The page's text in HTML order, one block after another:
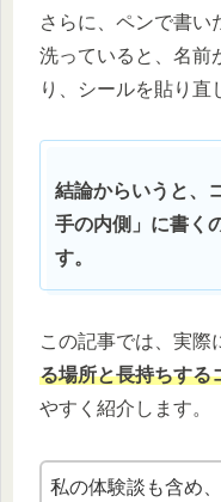
さらに、ペンで書い
洗っていると、名前
り、シールを貼り直
結論からいうと、
手の内側」に書く
す。
この記事では、実際
る場所と長持ちする
やすく紹介します。
私の体験談も含め